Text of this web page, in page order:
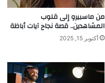
من ماسبيرو إلى قلوب
المشاهدين.. قصة نجاح آيات أباظة
أكتوبر 15, 2025